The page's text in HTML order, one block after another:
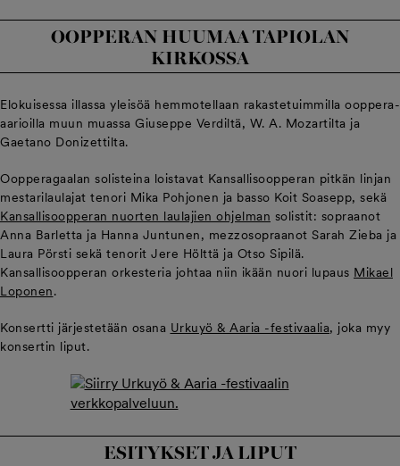
OOPPERAN HUUMAA TAPIOLAN
KIRKOSSA
Elokuisessa illassa yleisöä hemmotellaan rakastetuimmilla ooppera-
aarioilla muun muassa Giuseppe Verdiltä, W. A. Mozartilta ja
Gaetano Donizettilta.
Oopperagaalan solisteina loistavat Kansallisoopperan pitkän linjan
mestarilaulajat tenori Mika Pohjonen ja basso Koit Soasepp, sekä
Kansallisoopperan nuorten laulajien ohjelman solistit: sopraanot
Anna Barletta ja Hanna Juntunen, mezzosopraanot Sarah Zieba ja
Laura Pörsti sekä tenorit Jere Hölttä ja Otso Sipilä.
Kansallisoopperan orkesteria johtaa niin ikään nuori lupaus Mikael
Loponen.
Konsertti järjestetään osana Urkuyö & Aaria -festivaalia, joka myy
konsertin liput.
ESITYKSET JA LIPUT